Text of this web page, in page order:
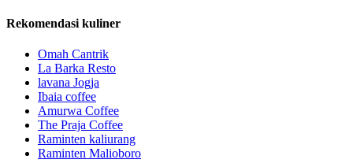
Rekomendasi kuliner
Omah Cantrik
La Barka Resto
lavana Jogja
Ibaia coffee
Amurwa Coffee
The Praja Coffee
Raminten kaliurang
Raminten Malioboro